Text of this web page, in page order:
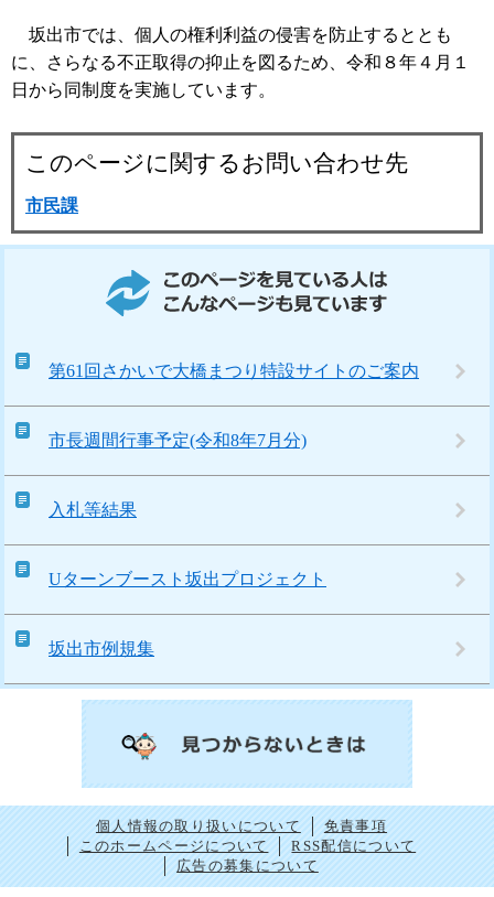
坂出市では、個人の権利利益の侵害を防止するととも
に、さらなる不正取得の抑止を図るため、令和８年４月１
日から同制度を実施しています。
このページに関するお問い合わせ先
市民課
第61回さかいで大橋まつり特設サイトのご案内
市長週間行事予定(令和8年7月分)
入札等結果
Uターンブースト坂出プロジェクト
坂出市例規集
個人情報の取り扱いについて
免責事項
このホームページについて
RSS配信について
広告の募集について